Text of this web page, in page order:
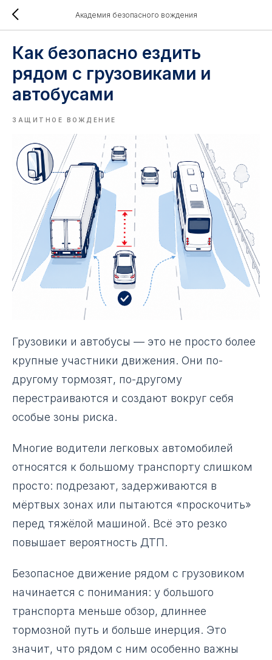
Академия безопасного вождения
Как безопасно ездить
рядом с грузовиками и
автобусами
ЗАЩИТНОЕ ВОЖДЕНИЕ
Грузовики и автобусы — это не просто более
крупные участники движения. Они по-
другому тормозят, по-другому
перестраиваются и создают вокруг себя
особые зоны риска.
Многие водители легковых автомобилей
относятся к большому транспорту слишком
просто: подрезают, задерживаются в
мёртвых зонах или пытаются «проскочить»
перед тяжёлой машиной. Всё это резко
повышает вероятность ДТП.
Безопасное движение рядом с грузовиком
начинается с понимания: у большого
транспорта меньше обзор, длиннее
тормозной путь и больше инерция. Это
значит, что рядом с ним особенно важны